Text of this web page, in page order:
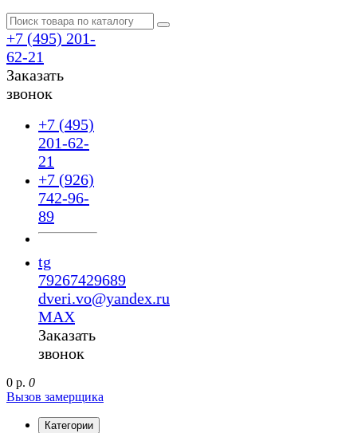
+7 (495) 201-
62-21
Заказать
звонок
+7 (495)
201-62-
21
+7 (926)
742-96-
89
tg
79267429689
dveri.vo@yandex.ru
MAX
Заказать
звонок
0 р. 0
Вызов замерщика
Категории